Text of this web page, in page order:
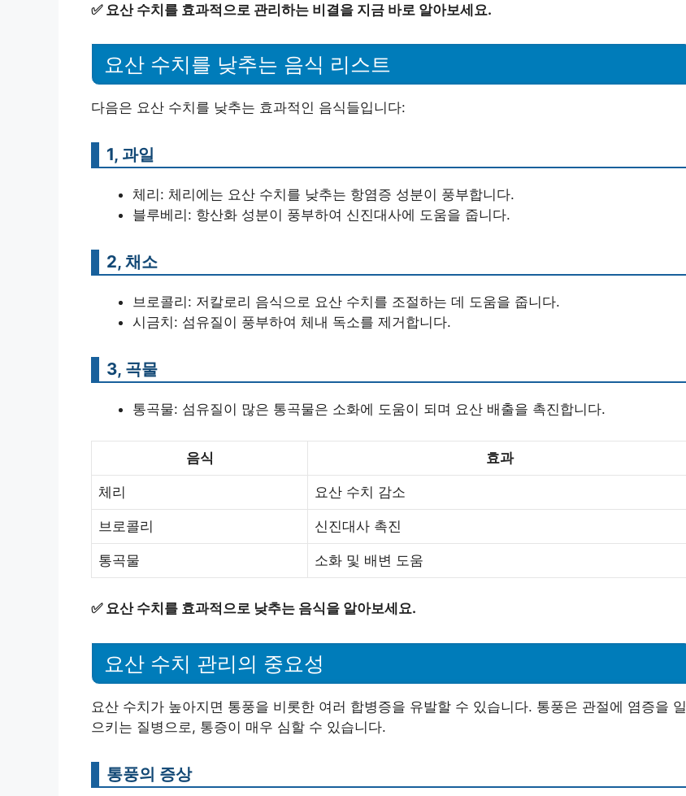
✅ 요산 수치를 효과적으로 관리하는 비결을 지금 바로 알아보세요.
요산 수치를 낮추는 음식 리스트
다음은 요산 수치를 낮추는 효과적인 음식들입니다:
1, 과일
체리: 체리에는 요산 수치를 낮추는 항염증 성분이 풍부합니다.
블루베리: 항산화 성분이 풍부하여 신진대사에 도움을 줍니다.
2, 채소
브로콜리: 저칼로리 음식으로 요산 수치를 조절하는 데 도움을 줍니다.
시금치: 섬유질이 풍부하여 체내 독소를 제거합니다.
3, 곡물
통곡물: 섬유질이 많은 통곡물은 소화에 도움이 되며 요산 배출을 촉진합니다.
음식 효과
체리 요산 수치 감소
브로콜리 신진대사 촉진
통곡물 소화 및 배변 도움
✅ 요산 수치를 효과적으로 낮추는 음식을 알아보세요.
요산 수치 관리의 중요성
요산 수치가 높아지면 통풍을 비롯한 여러 합병증을 유발할 수 있습니다. 통풍은 관절에 염증을 일
으키는 질병으로, 통증이 매우 심할 수 있습니다.
통풍의 증상